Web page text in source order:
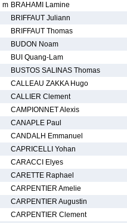
m BRAHAMI Lamine
BRIFFAUT Juliann
BRIFFAUT Thomas
BUDON Noam
BUI Quang-Lam
BUSTOS SALINAS Thomas
CALLEAU ZAKKA Hugo
CALLIER Clement
CAMPIONNET Alexis
CANAPLE Paul
CANDALH Emmanuel
CAPRICELLI Yohan
CARACCI Elyes
CARETTE Raphael
CARPENTIER Amelie
CARPENTIER Augustin
CARPENTIER Clement